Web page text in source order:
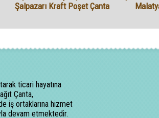
Şalpazarı Kraft Poşet Çanta
ticari hayatına
Çanta,
iş ortaklarına hizmet
devam etmektedir.